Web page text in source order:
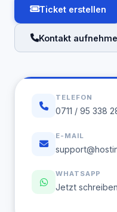
Ticket erstellen
Kontakt
TELEFON
0711 / 95 338
E-MAIL
WHATSAPP
Jetzt schreiben